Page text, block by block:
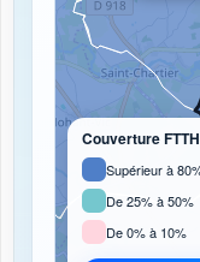
Couverture FTTH
Supérieur à
De 25% à 50%
De 0% à 10%